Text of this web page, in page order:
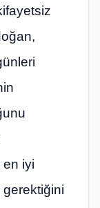
en iyi
gerektiğini